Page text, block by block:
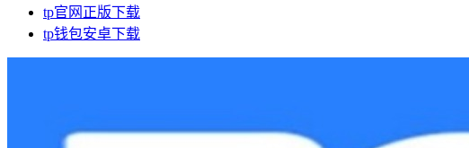
tp官网正版下载
tp钱包安卓下载